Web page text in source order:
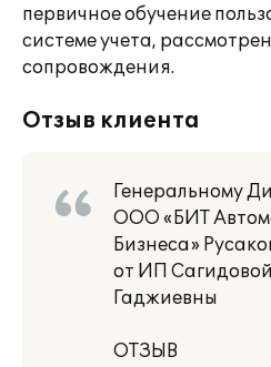
первичное обучение
системе учета,
сопровождения.
Отзыв клиента
Генеральному
ООО «БИТ
Бизнеса»
от ИП
Гаджиевны
ОТЗЫВ